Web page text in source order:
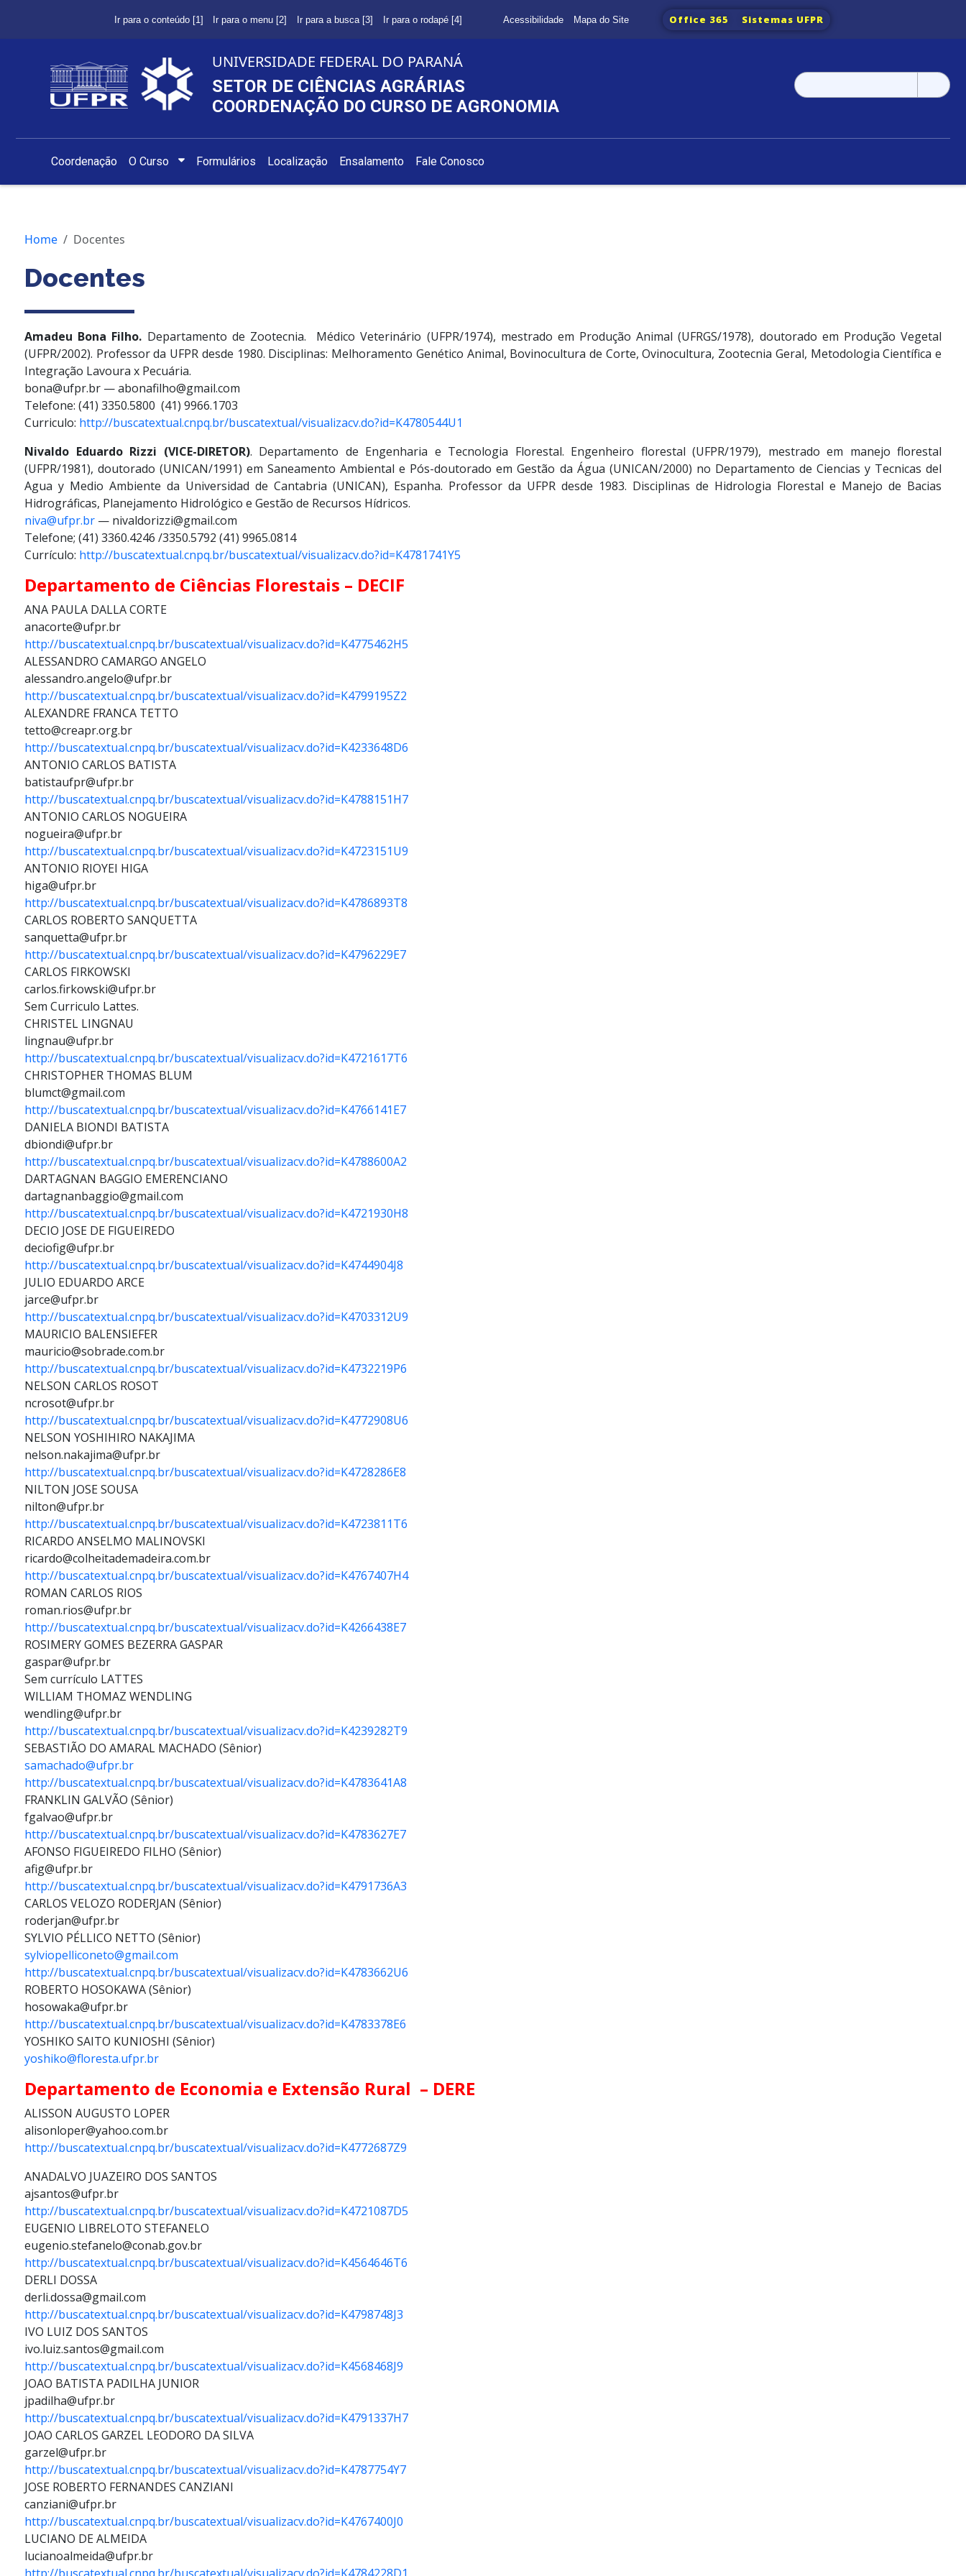
Ir para o conteúdo [1] Ir para o menu [2] Ir para a busca [3] Ir para o rodapé [4] Acessibilidade Mapa do Site Office 365 Sistemas UFPR
UNIVERSIDADE FEDERAL DO PARANÁ
SETOR DE CIÊNCIAS AGRÁRIAS
COORDENAÇÃO DO CURSO DE AGRONOMIA
Pesquisar
por:
Coordenação O Curso Formulários Localização Ensalamento Fale Conosco
Home Docentes
Docentes
Amadeu Bona Filho. Departamento de Zootecnia. Médico Veterinário (UFPR/1974), mestrado em Produção Animal (UFRGS/1978), doutorado em Produção Vegetal
(UFPR/2002). Professor da UFPR desde 1980. Disciplinas: Melhoramento Genético Animal, Bovinocultura de Corte, Ovinocultura, Zootecnia Geral, Metodologia Científica e
Integração Lavoura x Pecuária.
bona@ufpr.br — abonafilho@gmail.com
Telefone: (41) 3350.5800 (41) 9966.1703
Curriculo: http://buscatextual.cnpq.br/buscatextual/visualizacv.do?id=K4780544U1
Nivaldo Eduardo Rizzi (VICE-DIRETOR). Departamento de Engenharia e Tecnologia Florestal. Engenheiro florestal (UFPR/1979), mestrado em manejo florestal
(UFPR/1981), doutorado (UNICAN/1991) em Saneamento Ambiental e Pós-doutorado em Gestão da Água (UNICAN/2000) no Departamento de Ciencias y Tecnicas del
Agua y Medio Ambiente da Universidad de Cantabria (UNICAN), Espanha. Professor da UFPR desde 1983. Disciplinas de Hidrologia Florestal e Manejo de Bacias
Hidrográficas, Planejamento Hidrológico e Gestão de Recursos Hídricos.
niva@ufpr.br — nivaldorizzi@gmail.com
Telefone; (41) 3360.4246 /3350.5792 (41) 9965.0814
Currículo: http://buscatextual.cnpq.br/buscatextual/visualizacv.do?id=K4781741Y5
Departamento de Ciências Florestais – DECIF
ANA PAULA DALLA CORTE
anacorte@ufpr.br
http://buscatextual.cnpq.br/buscatextual/visualizacv.do?id=K4775462H5
ALESSANDRO CAMARGO ANGELO
alessandro.angelo@ufpr.br
http://buscatextual.cnpq.br/buscatextual/visualizacv.do?id=K4799195Z2
ALEXANDRE FRANCA TETTO
tetto@creapr.org.br
http://buscatextual.cnpq.br/buscatextual/visualizacv.do?id=K4233648D6
ANTONIO CARLOS BATISTA
batistaufpr@ufpr.br
http://buscatextual.cnpq.br/buscatextual/visualizacv.do?id=K4788151H7
ANTONIO CARLOS NOGUEIRA
nogueira@ufpr.br
http://buscatextual.cnpq.br/buscatextual/visualizacv.do?id=K4723151U9
ANTONIO RIOYEI HIGA
higa@ufpr.br
http://buscatextual.cnpq.br/buscatextual/visualizacv.do?id=K4786893T8
CARLOS ROBERTO SANQUETTA
sanquetta@ufpr.br
http://buscatextual.cnpq.br/buscatextual/visualizacv.do?id=K4796229E7
CARLOS FIRKOWSKI
carlos.firkowski@ufpr.br
Sem Curriculo Lattes.
CHRISTEL LINGNAU
lingnau@ufpr.br
http://buscatextual.cnpq.br/buscatextual/visualizacv.do?id=K4721617T6
CHRISTOPHER THOMAS BLUM
blumct@gmail.com
http://buscatextual.cnpq.br/buscatextual/visualizacv.do?id=K4766141E7
DANIELA BIONDI BATISTA
dbiondi@ufpr.br
http://buscatextual.cnpq.br/buscatextual/visualizacv.do?id=K4788600A2
DARTAGNAN BAGGIO EMERENCIANO
dartagnanbaggio@gmail.com
http://buscatextual.cnpq.br/buscatextual/visualizacv.do?id=K4721930H8
DECIO JOSE DE FIGUEIREDO
deciofig@ufpr.br
http://buscatextual.cnpq.br/buscatextual/visualizacv.do?id=K4744904J8
JULIO EDUARDO ARCE
jarce@ufpr.br
http://buscatextual.cnpq.br/buscatextual/visualizacv.do?id=K4703312U9
MAURICIO BALENSIEFER
mauricio@sobrade.com.br
http://buscatextual.cnpq.br/buscatextual/visualizacv.do?id=K4732219P6
NELSON CARLOS ROSOT
ncrosot@ufpr.br
http://buscatextual.cnpq.br/buscatextual/visualizacv.do?id=K4772908U6
NELSON YOSHIHIRO NAKAJIMA
nelson.nakajima@ufpr.br
http://buscatextual.cnpq.br/buscatextual/visualizacv.do?id=K4728286E8
NILTON JOSE SOUSA
nilton@ufpr.br
http://buscatextual.cnpq.br/buscatextual/visualizacv.do?id=K4723811T6
RICARDO ANSELMO MALINOVSKI
ricardo@colheitademadeira.com.br
http://buscatextual.cnpq.br/buscatextual/visualizacv.do?id=K4767407H4
ROMAN CARLOS RIOS
roman.rios@ufpr.br
http://buscatextual.cnpq.br/buscatextual/visualizacv.do?id=K4266438E7
ROSIMERY GOMES BEZERRA GASPAR
gaspar@ufpr.br
Sem currículo LATTES
WILLIAM THOMAZ WENDLING
wendling@ufpr.br
http://buscatextual.cnpq.br/buscatextual/visualizacv.do?id=K4239282T9
SEBASTIÃO DO AMARAL MACHADO (Sênior)
samachado@ufpr.br
http://buscatextual.cnpq.br/buscatextual/visualizacv.do?id=K4783641A8
FRANKLIN GALVÃO (Sênior)
fgalvao@ufpr.br
http://buscatextual.cnpq.br/buscatextual/visualizacv.do?id=K4783627E7
AFONSO FIGUEIREDO FILHO (Sênior)
afig@ufpr.br
http://buscatextual.cnpq.br/buscatextual/visualizacv.do?id=K4791736A3
CARLOS VELOZO RODERJAN (Sênior)
roderjan@ufpr.br
SYLVIO PÉLLICO NETTO (Sênior)
sylviopelliconeto@gmail.com
http://buscatextual.cnpq.br/buscatextual/visualizacv.do?id=K4783662U6
ROBERTO HOSOKAWA (Sênior)
hosowaka@ufpr.br
http://buscatextual.cnpq.br/buscatextual/visualizacv.do?id=K4783378E6
YOSHIKO SAITO KUNIOSHI (Sênior)
yoshiko@floresta.ufpr.br
Departamento de Economia e Extensão Rural – DERE
ALISSON AUGUSTO LOPER
alisonloper@yahoo.com.br
http://buscatextual.cnpq.br/buscatextual/visualizacv.do?id=K4772687Z9
ANADALVO JUAZEIRO DOS SANTOS
ajsantos@ufpr.br
http://buscatextual.cnpq.br/buscatextual/visualizacv.do?id=K4721087D5
EUGENIO LIBRELOTO STEFANELO
eugenio.stefanelo@conab.gov.br
http://buscatextual.cnpq.br/buscatextual/visualizacv.do?id=K4564646T6
DERLI DOSSA
derli.dossa@gmail.com
http://buscatextual.cnpq.br/buscatextual/visualizacv.do?id=K4798748J3
IVO LUIZ DOS SANTOS
ivo.luiz.santos@gmail.com
http://buscatextual.cnpq.br/buscatextual/visualizacv.do?id=K4568468J9
JOAO BATISTA PADILHA JUNIOR
jpadilha@ufpr.br
http://buscatextual.cnpq.br/buscatextual/visualizacv.do?id=K4791337H7
JOAO CARLOS GARZEL LEODORO DA SILVA
garzel@ufpr.br
http://buscatextual.cnpq.br/buscatextual/visualizacv.do?id=K4787754Y7
JOSE ROBERTO FERNANDES CANZIANI
canziani@ufpr.br
http://buscatextual.cnpq.br/buscatextual/visualizacv.do?id=K4767400J0
LUCIANO DE ALMEIDA
lucianoalmeida@ufpr.br